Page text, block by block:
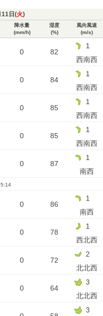
11日(火)
降水量
(mm/h)
湿度
(%)
風向風速
(m/s)
0 82
1
西南西
0 84
1
西南西
0 85
1
西南西
0 85
1
西南西
0 87
1
南西
0 86
1
南西
0 78
1
西北西
0 72
2
北北西
0 64
3
北北西
3